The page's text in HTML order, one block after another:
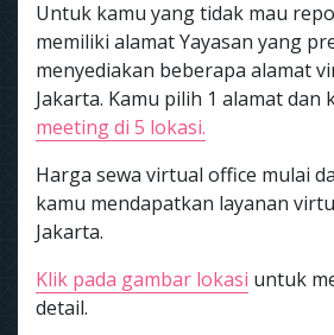
Untuk kamu yang tidak mau
memiliki alamat Yayasan yang
menyediakan beberapa alamat
Jakarta. Kamu pilih 1 alamat dan
meeting di 5 lokasi.
Harga sewa virtual office mulai
kamu mendapatkan layanan
Jakarta.
Klik pada gambar lokasi untuk
detail.